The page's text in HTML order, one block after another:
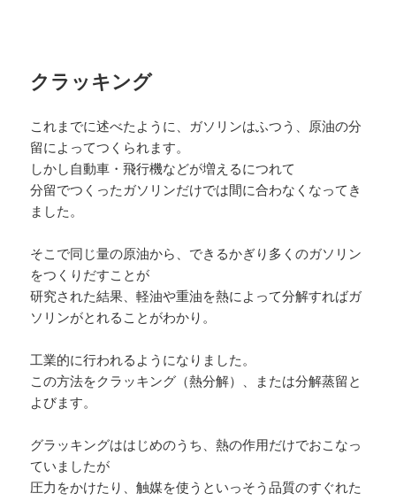
クラッキング
これまでに述べたように、ガソリンはふつう、原油の分
留によってつくられます。
しかし自動車・飛行機などが増えるにつれて
分留でつくったガソリンだけでは間に合わなくなってき
ました。
そこで同じ量の原油から、できるかぎり多くのガソリン
をつくりだすことが
研究された結果、軽油や重油を熱によって分解すればガ
ソリンがとれることがわかり。
工業的に行われるようになりました。
この方法をクラッキング（熱分解）、または分解蒸留と
よびます。
グラッキングははじめのうち、熱の作用だけでおこなっ
ていましたが
圧力をかけたり、触媒を使うといっそう品質のすぐれた